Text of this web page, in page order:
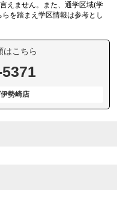
えません。また、通学区域(学
を踏まえ学区情報は参考とし
はこちら
勢崎店